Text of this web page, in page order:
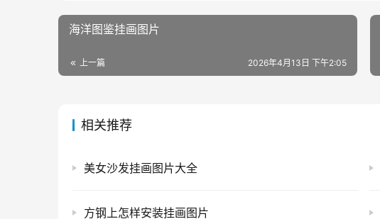
海洋图鉴挂画图片
上一篇 2026年4月13日 下午2:05
相关推荐
美女沙发挂画图片大全
方钢上怎样安装挂画图片